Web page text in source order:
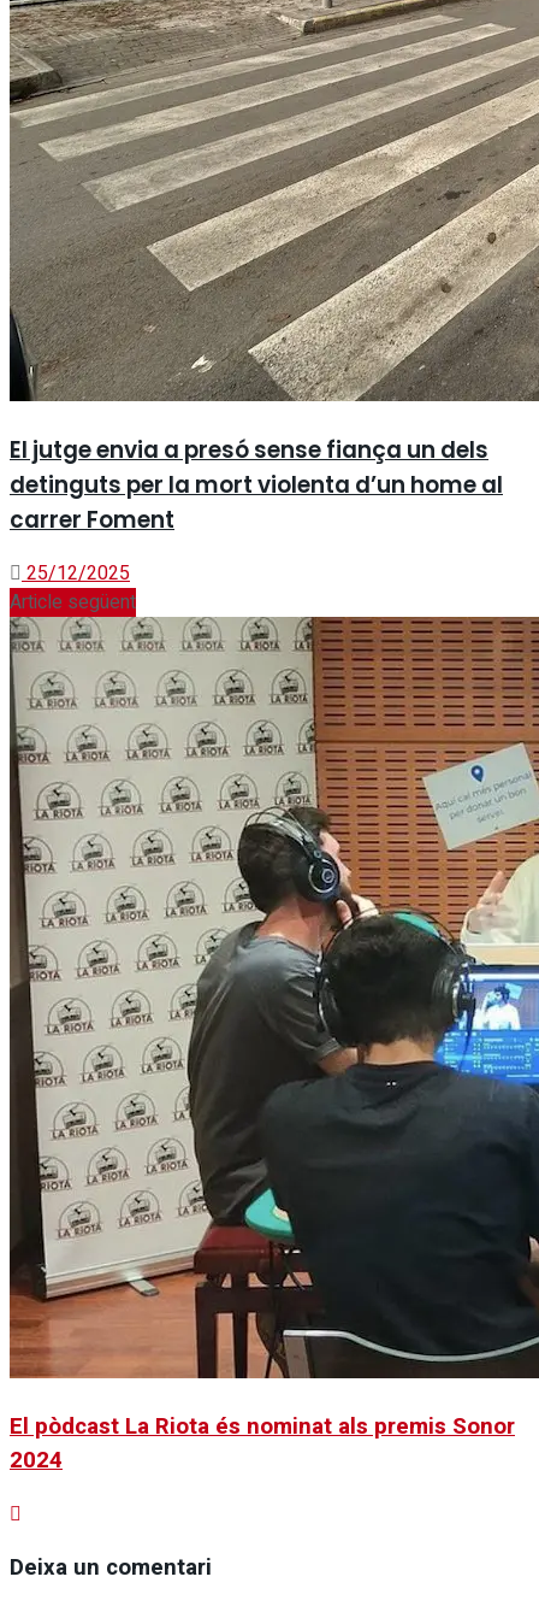
El jutge envia a presó sense fiança un dels
detinguts per la mort violenta d’un home al
carrer Foment
25/12/2025
Article següent
El pòdcast La Riota és nominat als premis Sonor
2024
Deixa un comentari